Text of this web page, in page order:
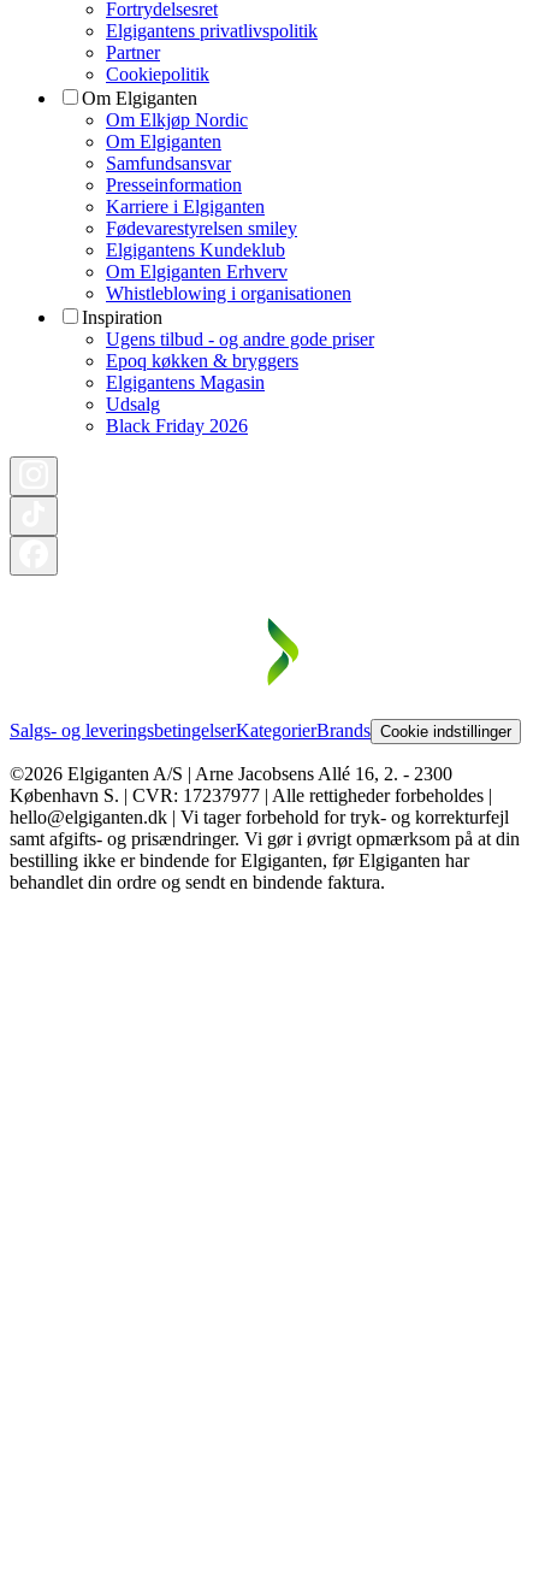
Fortrydelsesret
Elgigantens privatlivspolitik
Partner
Cookiepolitik
Om Elgiganten
Om Elkjøp Nordic
Om Elgiganten
Samfundsansvar
Presseinformation
Karriere i Elgiganten
Fødevarestyrelsen smiley
Elgigantens Kundeklub
Om Elgiganten Erhverv
Whistleblowing i organisationen
Inspiration
Ugens tilbud - og andre gode priser
Epoq køkken & bryggers
Elgigantens Magasin
Udsalg
Black Friday 2026
Salgs- og leveringsbetingelserKategorierBrands Cookie indstillinger
©2026 Elgiganten A/S | Arne Jacobsens Allé 16, 2. - 2300
København S. | CVR: 17237977 | Alle rettigheder forbeholdes |
hello@elgiganten.dk | Vi tager forbehold for tryk- og korrekturfejl
samt afgifts- og prisændringer. Vi gør i øvrigt opmærksom på at din
bestilling ikke er bindende for Elgiganten, før Elgiganten har
behandlet din ordre og sendt en bindende faktura.